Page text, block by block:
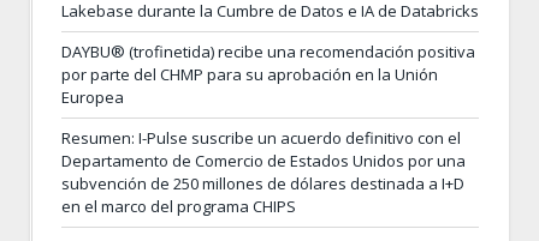
Lakebase durante la Cumbre de Datos e IA de Databricks
DAYBU® (trofinetida) recibe una recomendación positiva
por parte del CHMP para su aprobación en la Unión
Europea
Resumen: I-Pulse suscribe un acuerdo definitivo con el
Departamento de Comercio de Estados Unidos por una
subvención de 250 millones de dólares destinada a I+D
en el marco del programa CHIPS